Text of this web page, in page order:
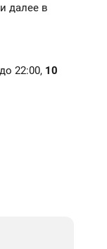
далее в
22:00, 10